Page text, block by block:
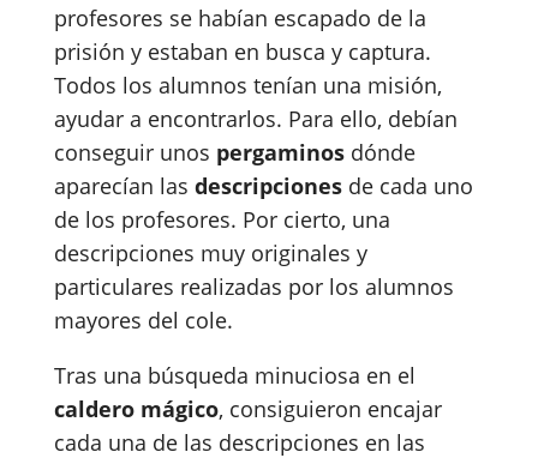
profesores se habían escapado de la
prisión y estaban en busca y captura.
Todos los alumnos tenían una misión,
ayudar a encontrarlos. Para ello, debían
conseguir unos pergaminosdónde
aparecían las descripcionesde cada uno
de los profesores. Por cierto, una
descripciones muy originales y
particulares realizadas por los alumnos
mayores del cole.
Tras una búsqueda minuciosa en el
caldero mágico, consiguieron encajar
cada una de las descripciones en las